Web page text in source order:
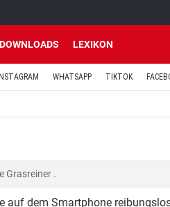
DOWNLOADS LEXIKON
INSTAGRAM WHATSAPP TIKTOK
Grasreiner .
auf dem Smartphone